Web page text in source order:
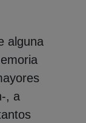
alguna
, a